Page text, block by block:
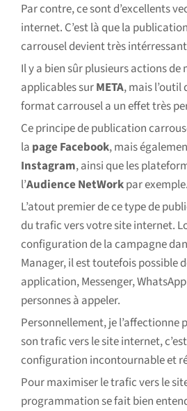
Par contre, ce sont d’excellents
internet. C’est là que la
carrousel devient très
Il y a bien sûr plusieurs actions
applicables surMETA, mais
format carrousel a un effet très
Ce principe de publication
la page Facebook, mais
Instagram, ainsi que les
l’Audience NetWorkpar exemple.
L’atout premier de ce type de
du trafic vers votre site internet.
configuration de la campagne
Manager, il est toutefois possible
application, Messenger,
personnes à appeler.
Personnellement, je
son trafic vers le site internet,
configuration incontournable et
Pour maximiser le trafic vers le
programmation se fait bien